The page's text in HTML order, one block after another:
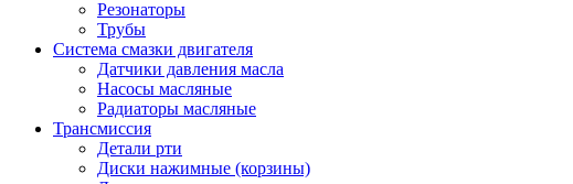
Резонаторы
Трубы
Система смазки двигателя
Датчики давления масла
Насосы масляные
Радиаторы масляные
Трансмиссия
Детали рти
Диски нажимные (корзины)